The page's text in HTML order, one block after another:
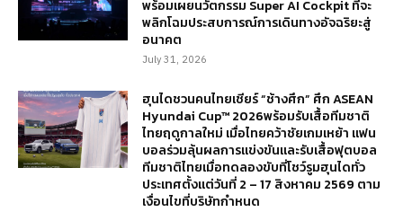
พร้อมเผยนวัตกรรม Super AI Cockpit ที่จะ
พลิกโฉมประสบการณ์การเดินทางอัจฉริยะสู่
อนาคต
July 31, 2026
ฮุนไดชวนคนไทยเชียร์ “ช้างศึก” ศึก ASEAN
Hyundai Cup™ 2026พร้อมรับเสื้อทีมชาติ
ไทยฤดูกาลใหม่ เมื่อไทยคว้าชัยเกมเหย้า แฟน
บอลร่วมลุ้นผลการแข่งขันและรับเสื้อฟุตบอล
ทีมชาติไทยเมื่อทดลองขับที่โชว์รูมฮุนไดทั่ว
ประเทศตั้งแต่วันที่ 2 – 17 สิงหาคม 2569 ตาม
เงื่อนไขที่บริษัทกำหนด